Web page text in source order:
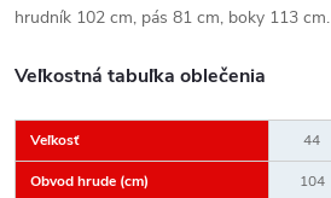
hrudník 102 cm, pás 81 cm, boky 113 cm.
Veľkostná tabuľka oblečenia
Veľkosť 44
Obvod hrude (cm) 104